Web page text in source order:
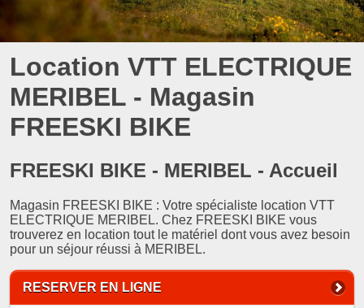
Location VTT ELECTRIQUE
MERIBEL - Magasin
FREESKI BIKE
FREESKI BIKE - MERIBEL - Accueil
Magasin FREESKI BIKE : Votre spécialiste location VTT
ELECTRIQUE MERIBEL. Chez FREESKI BIKE vous
trouverez en location tout le matériel dont vous avez besoin
pour un séjour réussi à MERIBEL.
RESERVER EN LIGNE